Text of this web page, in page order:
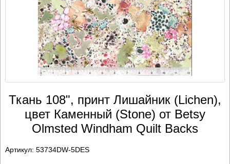
Ткань 108", принт Лишайник (Lichen),
цвет Каменный (Stone) от Betsy
Olmsted Windham Quilt Backs
Артикул: 53734DW-5DES